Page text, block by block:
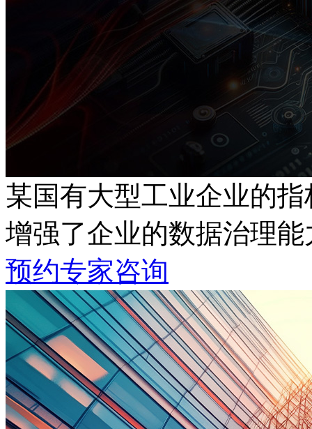
某国有大型工业企业的
增强了企业的数据治理
预约专家咨询